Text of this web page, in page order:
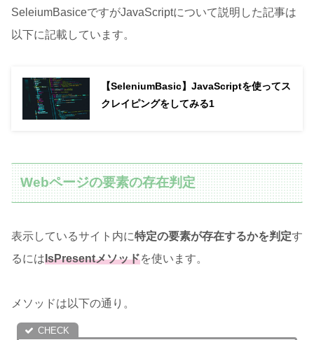
SeleiumBasiceですがJavaScriptについて説明した記事は
以下に記載しています。
【SeleniumBasic】JavaScriptを使ってス
クレイピングをしてみる1
Webページの要素の存在判定
表示しているサイト内に特定の要素が存在するかを判定す
るにはIsPresentメソッドを使います。
メソッドは以下の通り。